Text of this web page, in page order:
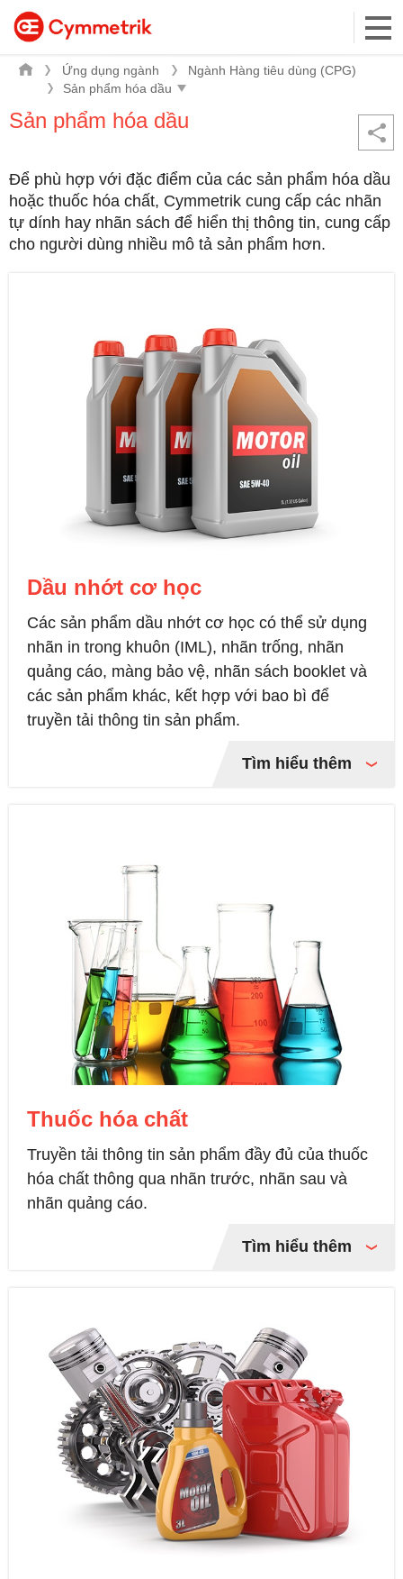
Ứng dụng ngành Ngành Hàng tiêu dùng (CPG)
Sản phẩm hóa dầu
Để phù hợp với đặc điểm của các sản phẩm hóa dầu
hoặc thuốc hóa chất, Cymmetrik cung cấp các nhãn
tự dính hay nhãn sách để hiển thị thông tin, cung cấp
cho người dùng nhiều mô tả sản phẩm hơn.
Dầu nhớt cơ học
Các sản phẩm dầu nhớt cơ học có thể sử dụng
nhãn in trong khuôn (IML), nhãn trống, nhãn
quảng cáo, màng bảo vệ, nhãn sách booklet và
các sản phẩm khác, kết hợp với bao bì để
truyền tải thông tin sản phẩm.
Tìm hiểu thêm
Thuốc hóa chất
Truyền tải thông tin sản phẩm đầy đủ của thuốc
hóa chất thông qua nhãn trước, nhãn sau và
nhãn quảng cáo.
Tìm hiểu thêm